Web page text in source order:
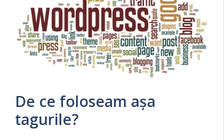
De ce foloseam așa
tagurile?